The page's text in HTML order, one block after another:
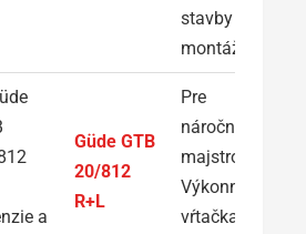
stavby a
montáže
Güde GTB
20/812
R+L
Pre
náročných
majstrov:
Výkonná
vŕtačka s 400